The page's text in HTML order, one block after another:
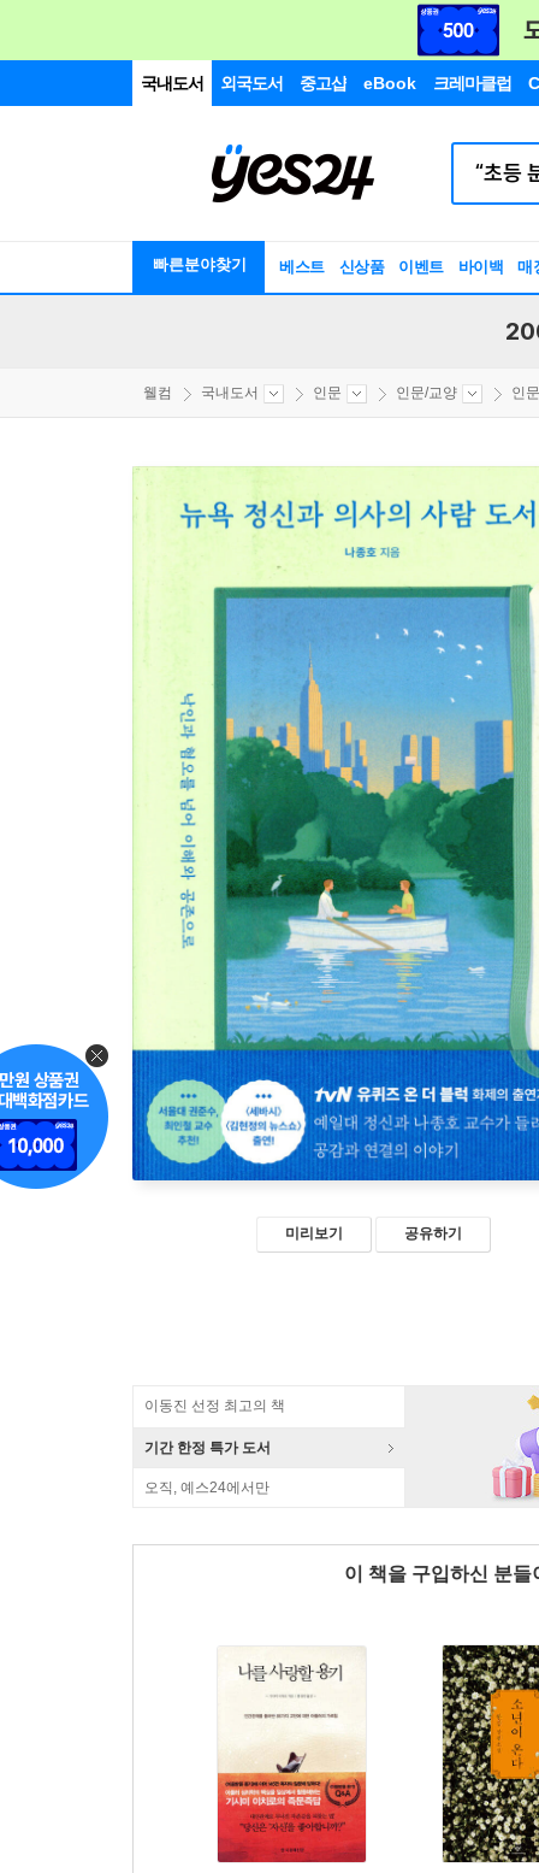
국내도서 외국도서 중고샵 eBook 크레마클럽
빠른분야찾기 베스트 신상품 이벤트 바이백 매
웰컴 국내도서 인문 인문/교양 인
미리보기 공유하기
이동진 선정 최고의 책
기간 한정 특가 도서
오직, 예스24에서만
이 책을 구입하신 분